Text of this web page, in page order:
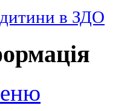
дитини в ЗДО